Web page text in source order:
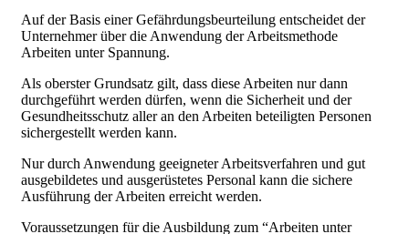
Auf der Basis einer Gefähr­dungsbeurteilung entscheidet der
Unterneh­mer über die Anwen­dung der Arbeitsmethode
Arbeiten unter Spannung.
Als oberster Grundsatz gilt, dass diese Arbeiten nur dann
durchgeführt werden dürfen, wenn die Sicherheit und der
Gesundheitsschutz aller an den Arbeiten beteiligten Personen
sichergestellt werden kann.
Nur durch Anwendung geeigneter Arbeitsverfahren und gut
ausgebildetes und ausgerüstetes Personal kann die sichere
Ausführung der Arbeiten erreicht werden.
Voraussetzungen für die Ausbildung zum “Arbeiten unter